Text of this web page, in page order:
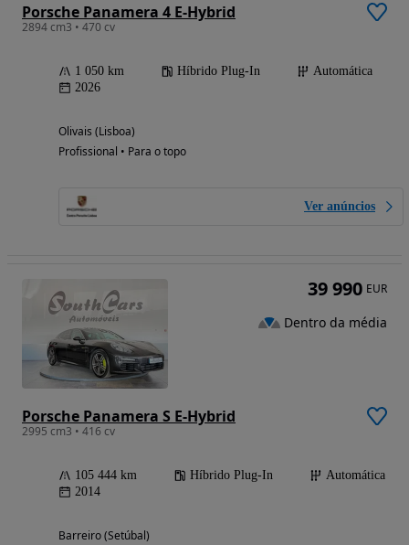
Porsche Panamera 4 E-Hybrid
2894 cm3 • 470 cv
1 050 km Híbrido Plug-In
Automática
2026
Olivais (Lisboa)
Profissional • Para o topo
Ver anúncios
Porsche Panamera S E-Hybrid
2995 cm3 • 416 cv
105 444 km Híbrido Plug-In
Automática
2014
Barreiro (Setúbal)
39 990 EUR
Dentro da média